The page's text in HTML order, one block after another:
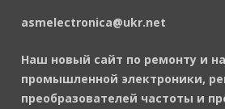
asmelectronica@ukr.net
Наш новый сайт по ремонту и
промышленной электроники,
преобразователей частоты и